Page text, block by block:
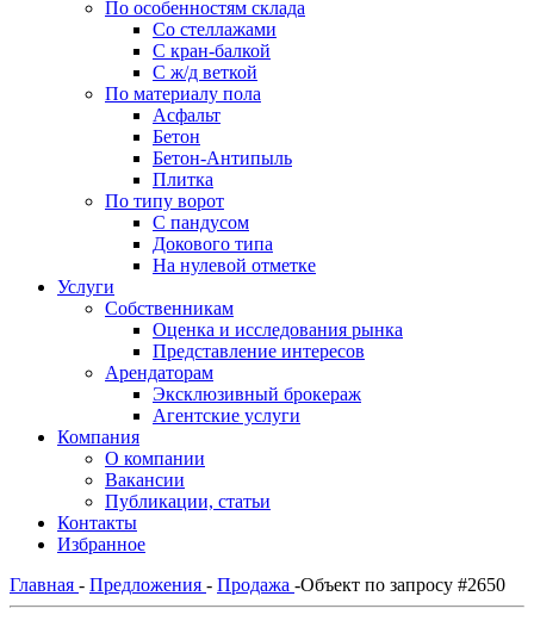
По особенностям склада
Со стеллажами
С кран-балкой
С ж/д веткой
По материалу пола
Асфальт
Бетон
Бетон-Антипыль
Плитка
По типу ворот
С пандусом
Докового типа
На нулевой отметке
Услуги
Собственникам
Оценка и исследования рынка
Представление интересов
Арендаторам
Эксклюзивный брокераж
Агентские услуги
Компания
О компании
Вакансии
Публикации, статьи
Контакты
Избранное
Главная - Предложения - Продажа -Объект по запросу #2650